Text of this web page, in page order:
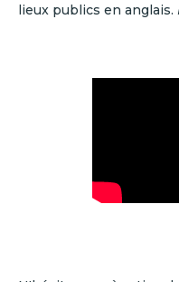
lieux publics en anglais.